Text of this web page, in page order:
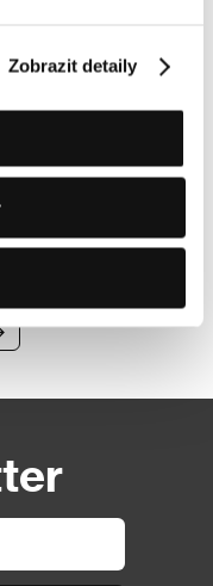
Zobrazit detaily